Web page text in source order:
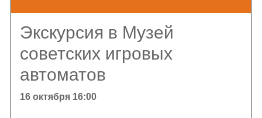
Экскурсия в Музей
советских игровых
автоматов
16 октября 16:00